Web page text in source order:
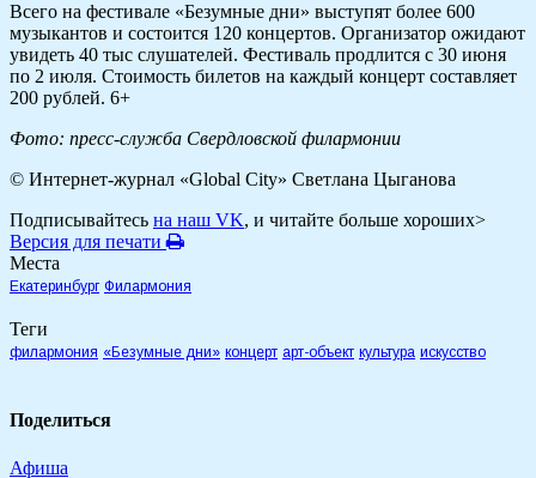
Всего на фестивале «Безумные дни» выступят более 600
музыкантов и состоится 120 концертов. Организатор ожидают
увидеть 40 тыс слушателей. Фестиваль продлится с 30 июня
по 2 июля. Стоимость билетов на каждый концерт составляет
200 рублей. 6+
Фото: пресс-служба Свердловской филармонии
© Интернет-журнал «Global City» Светлана Цыганова
Подписывайтесь на наш VK, и читайте больше хороших>
Версия для печати
Места
Екатеринбург Филармония
Теги
филармония «Безумные дни» концерт арт-объект культура искусство
Поделиться
Афиша